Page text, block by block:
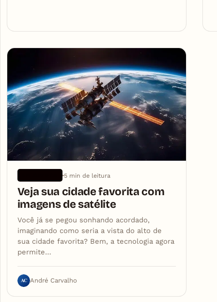
5 min de leitura
Veja sua cidade favorita com
imagens de satélite
Você já se pegou sonhando acordado,
imaginando como seria a vista do alto de
sua cidade favorita? Bem, a tecnologia agora
permite…
AC André Carvalho